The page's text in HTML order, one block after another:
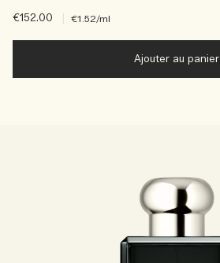
€152.00 €1.52/ml
Ajouter au panier